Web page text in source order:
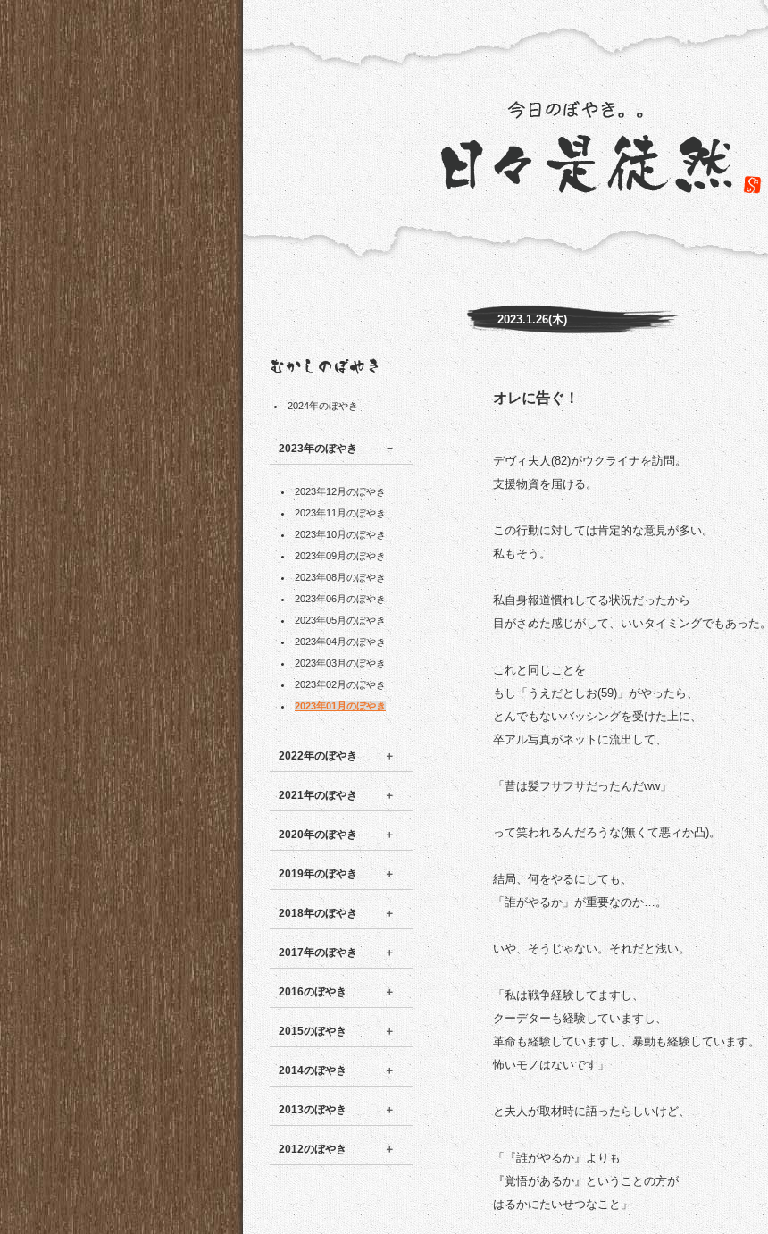
2024年のぼやき
2023年のぼやき
2023年12月のぼやき
2023年11月のぼやき
2023年10月のぼやき
2023年09月のぼやき
2023年08月のぼやき
2023年06月のぼやき
2023年05月のぼやき
2023年04月のぼやき
2023年03月のぼやき
2023年02月のぼやき
2023年01月のぼやき
2022年のぼやき
2021年のぼやき
2020年のぼやき
2019年のぼやき
2018年のぼやき
2017年のぼやき
2016のぼやき
2015のぼやき
2014のぼやき
2013のぼやき
2012のぼやき
2023.1.26(木)
オレに告ぐ！
デヴィ夫人(82)がウクライナを訪問。
支援物資を届ける。
この行動に対しては肯定的な意見が多い。
私もそう。
私自身報道慣れしてる状況だったから
目がさめた感じがして、いいタイミングでもあった。
これと同じことを
もし「うえだとしお(59)」がやったら、
とんでもないバッシングを受けた上に、
卒アル写真がネットに流出して、
「昔は髪フサフサだったんだww」
って笑われるんだろうな(無くて悪ィか凸)。
結局、何をやるにしても、
「誰がやるか」が重要なのか…。
いや、そうじゃない。それだと浅い。
「私は戦争経験してますし、
クーデターも経験していますし、
革命も経験していますし、暴動も経験しています。
怖いモノはないです」
と夫人が取材時に語ったらしいけど、
「『誰がやるか』よりも
『覚悟があるか』ということの方が
はるかにたいせつなこと」